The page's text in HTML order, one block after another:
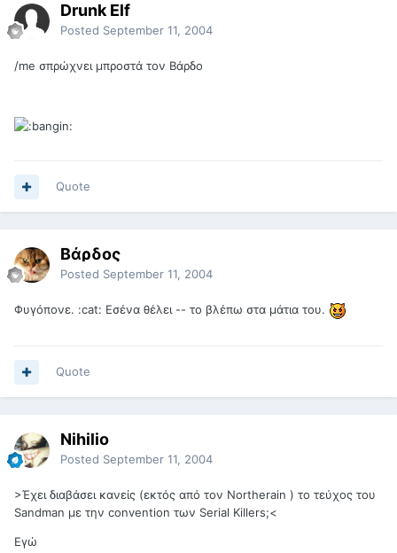
Drunk Elf
Posted September 11, 2004
/me σπρώχνει μπροστά τον Βάρδο
Quote
Βάρδος
Posted September 11, 2004
Φυγόπονε. :cat: Εσένα θέλει -- το βλέπω στα μάτια του.
Quote
Nihilio
Posted September 11, 2004
>Έχει διαβάσει κανείς (εκτός από τον Northerain ) το τεύχος του
Sandman με την convention των Serial Killers;<
Εγώ